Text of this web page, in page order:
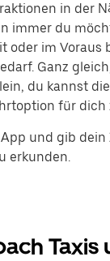
in der
immer du
oder im Voraus
Ganz
du kannst
für dich
und gib dein
erkunden.
Taxis